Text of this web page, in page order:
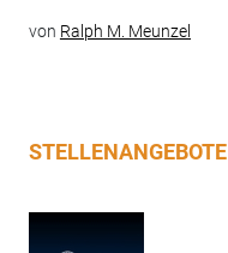
von Ralph M. Meunzel
STELLENANGEBOTE